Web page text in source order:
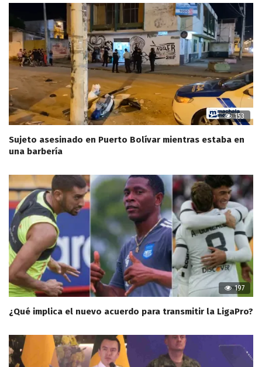
153
Sujeto asesinado en Puerto Bolívar mientras estaba en
una barbería
197
¿Qué implica el nuevo acuerdo para transmitir la LigaPro?